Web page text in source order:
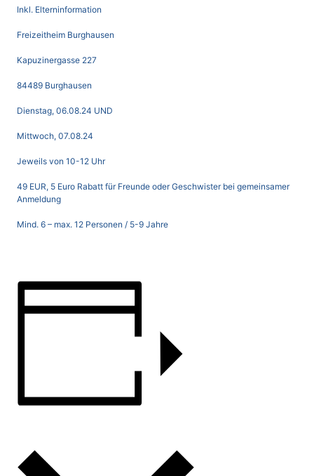
Inkl. Elterninformation
Freizeitheim Burghausen
Kapuzinergasse 227
84489 Burghausen
Dienstag, 06.08.24 UND
Mittwoch, 07.08.24
Jeweils von 10-12 Uhr
49 EUR, 5 Euro Rabatt für Freunde oder Geschwister bei gemeinsamer
Anmeldung
Mind. 6 – max. 12 Personen / 5-9 Jahre